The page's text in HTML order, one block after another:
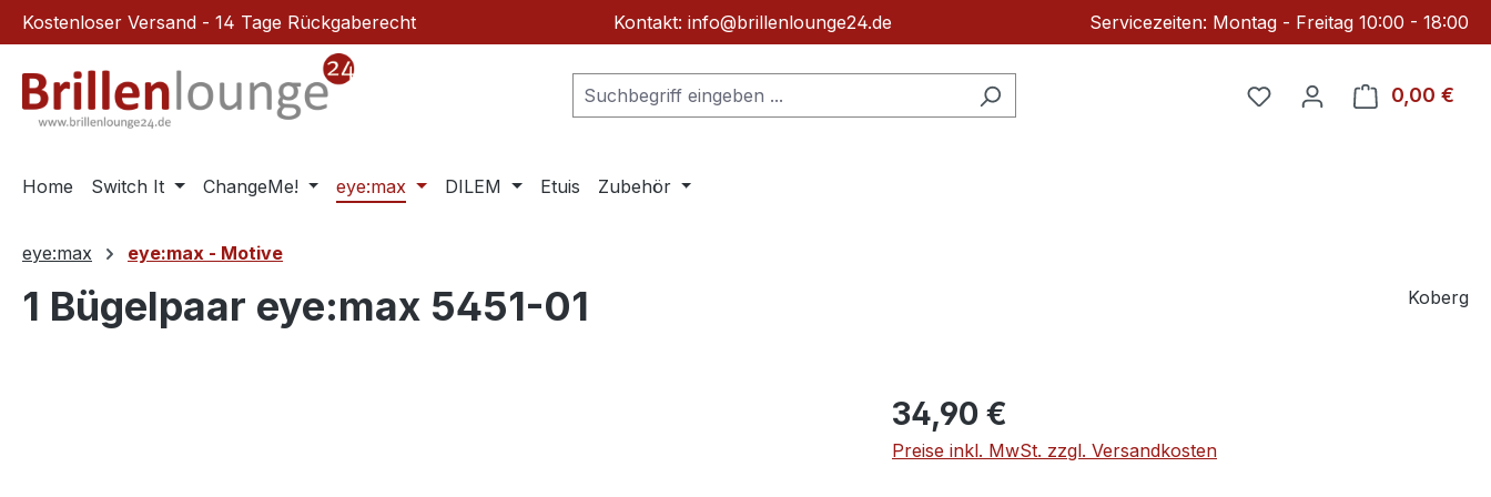
Hauptinhalt springen
Zur Suche springen
Zur Hauptnavigation springen
Kostenloser Versand - 14 Tage Rückgaberecht Kontakt: info@brillenlounge24.de Servicezeiten: Montag - Freitag 10:00 - 18:00
Du hast 0 Produkte auf
0,00 €
Home Switch It ChangeMe! eye:max DILEM Etuis Zubehör
eye:max eye:max - Motive
1 Bügelpaar eye:max 5451-01 Koberg
Regulärer Preis:
34,90 €
Preise inkl. MwSt. zzgl. Versandkosten